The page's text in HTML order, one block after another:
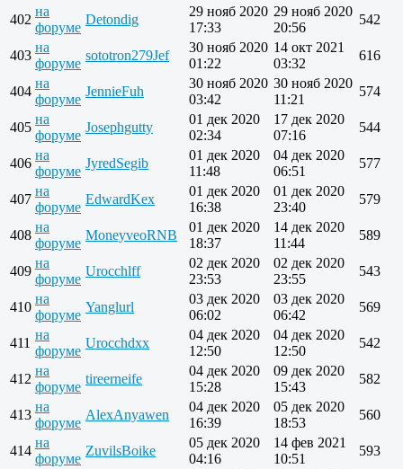
402
на
форуме
Detondig
29 нояб 2020
17:33
29 нояб 2020
20:56
542
403
на
форуме
sototron279Jef
30 нояб 2020
01:22
14 окт 2021
03:32
616
404
на
форуме
JennieFuh
30 нояб 2020
03:42
30 нояб 2020
11:21
574
405
на
форуме
Josephgutty
01 дек 2020
02:34
17 дек 2020
07:16
544
406
на
форуме
JyredSegib
01 дек 2020
11:48
04 дек 2020
06:51
577
407
на
форуме
EdwardKex
01 дек 2020
16:38
01 дек 2020
23:40
579
408
на
форуме
MoneyveoRNB
01 дек 2020
18:37
14 дек 2020
11:44
589
409
на
форуме
Urocchlff
02 дек 2020
23:53
02 дек 2020
23:55
543
410
на
форуме
Yanglurl
03 дек 2020
06:02
03 дек 2020
06:42
569
411
на
форуме
Urocchdxx
04 дек 2020
12:50
04 дек 2020
12:50
542
412
на
форуме
tireerneife
04 дек 2020
15:28
09 дек 2020
15:43
582
413
на
форуме
AlexAnyawen
04 дек 2020
16:39
05 дек 2020
18:53
560
414
на
форуме
ZuvilsBoike
05 дек 2020
04:16
14 фев 2021
10:51
593